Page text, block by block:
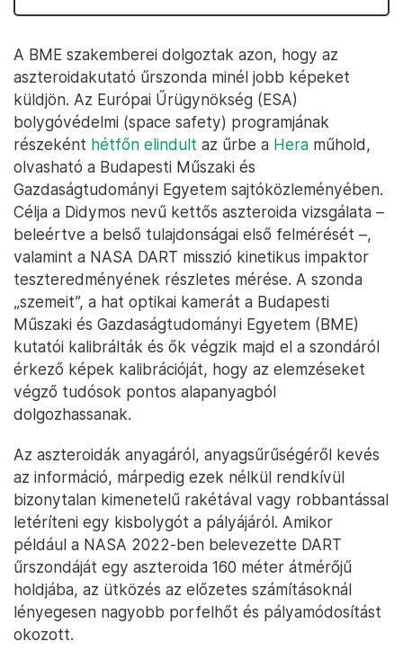
A BME szakemberei dolgoztak azon, hogy az
aszteroidakutató űrszonda minél jobb képeket
küldjön. Az Európai Űrügynökség (ESA)
bolygóvédelmi (space safety) programjának
részeként hétfőn elindult az űrbe a Hera műhold,
olvasható a Budapesti Műszaki és
Gazdaságtudományi Egyetem sajtóközleményében.
Célja a Didymos nevű kettős aszteroida vizsgálata –
beleértve a belső tulajdonságai első felmérését –,
valamint a NASA DART misszió kinetikus impaktor
teszteredményének részletes mérése. A szonda
„szemeit”, a hat optikai kamerát a Budapesti
Műszaki és Gazdaságtudományi Egyetem (BME)
kutatói kalibrálták és ők végzik majd el a szondáról
érkező képek kalibrációját, hogy az elemzéseket
végző tudósok pontos alapanyagból
dolgozhassanak.
Az aszteroidák anyagáról, anyagsűrűségéről kevés
az információ, márpedig ezek nélkül rendkívül
bizonytalan kimenetelű rakétával vagy robbantással
letéríteni egy kisbolygót a pályájáról. Amikor
például a NASA 2022-ben belevezette DART
űrszondáját egy aszteroida 160 méter átmérőjű
holdjába, az ütközés az előzetes számításoknál
lényegesen nagyobb porfelhőt és pályamódosítást
okozott.